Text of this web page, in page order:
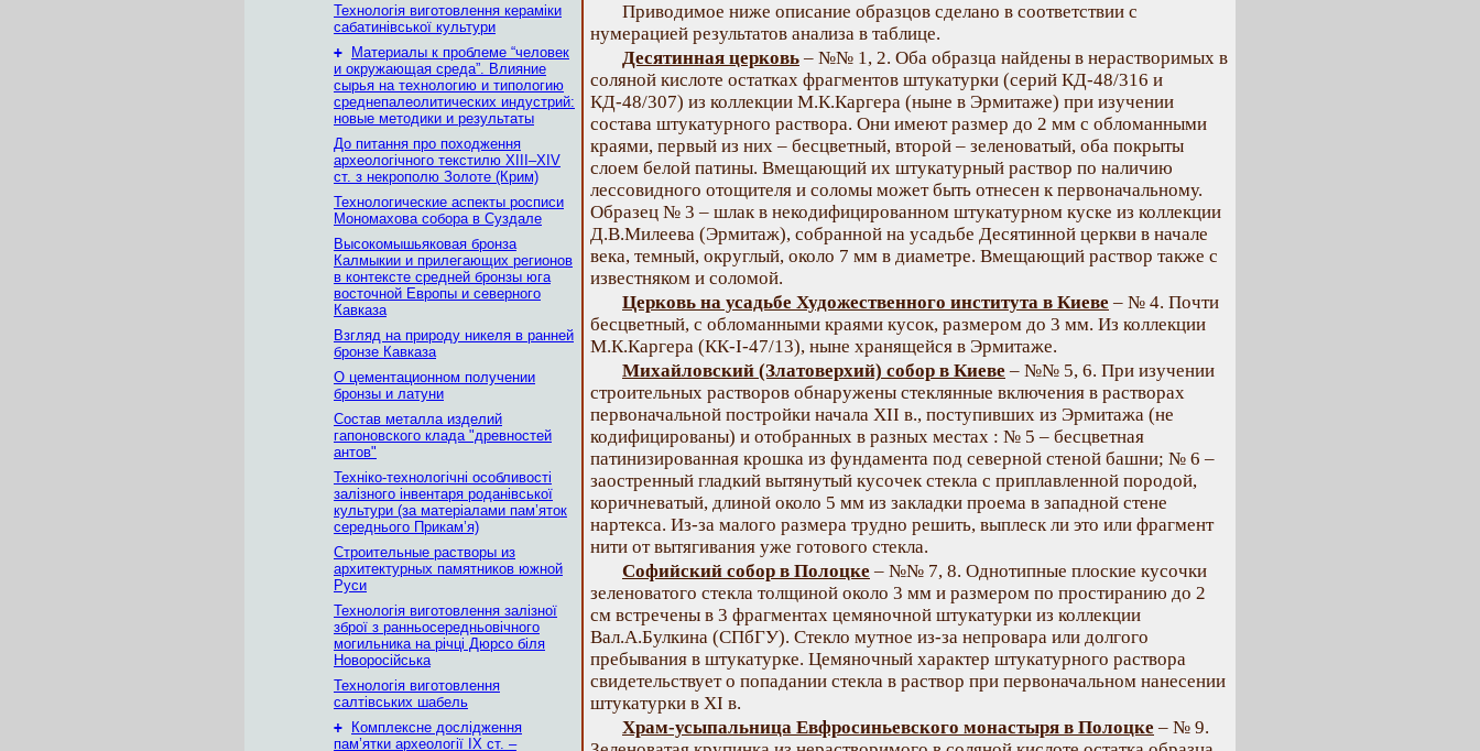
Технологія виготовлення кераміки
сабатинівської культури
+
Материалы к проблеме “человек
и окружающая среда”. Влияние
сырья на технологию и типологию
среднепалеолитических индустрий:
новые методики и результаты
До питання про походження
археологічного текстилю XIII–XIV
ст. з некрополю Золоте (Крим)
Технологические аспекты росписи
Мономахова собора в Суздале
Высокомышьяковая бронза
Калмыкии и прилегающих регионов
в контексте средней бронзы юга
восточной Европы и северного
Кавказа
Взгляд на природу никеля в ранней
бронзе Кавказа
О цементационном получении
бронзы и латуни
Состав металла изделий
гапоновского клада "древностей
антов"
Техніко-технологічні особливості
залізного інвентаря роданівської
культури (за матеріалами пам’яток
середнього Прикам’я)
Строительные растворы из
архитектурных памятников южной
Руси
Технологія виготовлення залізної
зброї з ранньосередньовічного
могильника на річці Дюрсо біля
Новоросійська
Технологія виготовлення
салтівських шабель
+
Комплексне дослідження
пам’ятки археології ІХ ст. –
Приводимое ниже описание образцов сделано в соответствии с
нумерацией результатов анализа в таблице.
Десятинная церковь – №№ 1, 2. Оба образца найдены в нерастворимых в
соляной кислоте остатках фрагментов штукатурки (серий КД-48/316 и
КД-48/307) из коллекции М.К.Каргера (ныне в Эрмитаже) при изучении
состава штукатурного раствора. Они имеют размер до 2 мм с обломанными
краями, первый из них – бесцветный, второй – зеленоватый, оба покрыты
слоем белой патины. Вмещающий их штукатурный раствор по наличию
лессовидного отощителя и соломы может быть отнесен к первоначальному.
Образец № 3 – шлак в некодифицированном штукатурном куске из коллекции
Д.В.Милеева (Эрмитаж), собранной на усадьбе Десятинной церкви в начале
века, темный, округлый, около 7 мм в диаметре. Вмещающий раствор также с
известняком и соломой.
Церковь на усадьбе Художественного института в Киеве – № 4. Почти
бесцветный, с обломанными краями кусок, размером до 3 мм. Из коллекции
М.К.Каргера (КК-I-47/13), ныне хранящейся в Эрмитаже.
Михайловский (Златоверхий) собор в Киеве – №№ 5, 6. При изучении
строительных растворов обнаружены стеклянные включения в растворах
первоначальной постройки начала XII в., поступивших из Эрмитажа (не
кодифицированы) и отобранных в разных местах : № 5 – бесцветная
патинизированная крошка из фундамента под северной стеной башни; № 6 –
заостренный гладкий вытянутый кусочек стекла с приплавленной породой,
коричневатый, длиной около 5 мм из закладки проема в западной стене
нартекса. Из-за малого размера трудно решить, выплеск ли это или фрагмент
нити от вытягивания уже готового стекла.
Софийский собор в Полоцке – №№ 7, 8. Однотипные плоские кусочки
зеленоватого стекла толщиной около 3 мм и размером по простиранию до 2
см встречены в 3 фрагментах цемяночной штукатурки из коллекции
Вал.А.Булкина (СПбГУ). Стекло мутное из-за непровара или долгого
пребывания в штукатурке. Цемяночный характер штукатурного раствора
свидетельствует о попадании стекла в раствор при первоначальном нанесении
штукатурки в XI в.
Храм-усыпальница Евфросиньевского монастыря в Полоцке – № 9.